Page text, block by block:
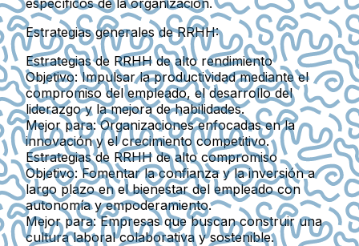
Estrategias generales de RRHH:
Estrategias de RRHH de alto rendimiento
Objetivo: Impulsar la productividad mediante el
compromiso del empleado, el desarrollo del
liderazgo y la mejora de habilidades.
Mejor para:Organizaciones enfocadas en la
innovación y el crecimiento competitivo.
Estrategias de RRHH de alto compromiso
Objetivo: Fomentar la confianza y la inversión a
largo plazo en el bienestar del empleado con
autonomía y empoderamiento.
Mejor para:Empresas que buscan construir una
cultura laboral colaborativa y sostenible.